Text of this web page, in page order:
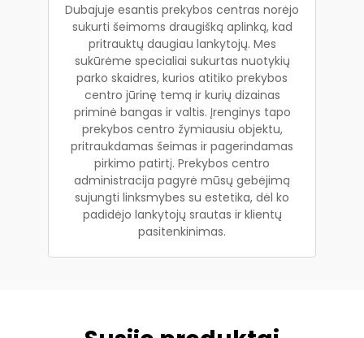
Dubajuje esantis prekybos centras norėjo
sukurti šeimoms draugišką aplinką, kad
pritrauktų daugiau lankytojų. Mes
sukūrėme specialiai sukurtas nuotykių
parko skaidres, kurios atitiko prekybos
centro jūrinę temą ir kurių dizainas
priminė bangas ir valtis. Įrenginys tapo
prekybos centro žymiausiu objektu,
pritraukdamas šeimas ir pagerindamas
pirkimo patirtį. Prekybos centro
administracija pagyrė mūsų gebėjimą
sujungti linksmybes su estetika, dėl ko
padidėjo lankytojų srautas ir klientų
pasitenkinimas.